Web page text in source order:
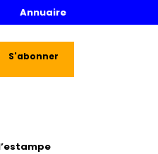
Annuaire
S'abonner